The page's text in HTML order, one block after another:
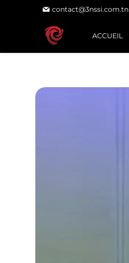
contact@3nssi.com.tn
ACCUEIL